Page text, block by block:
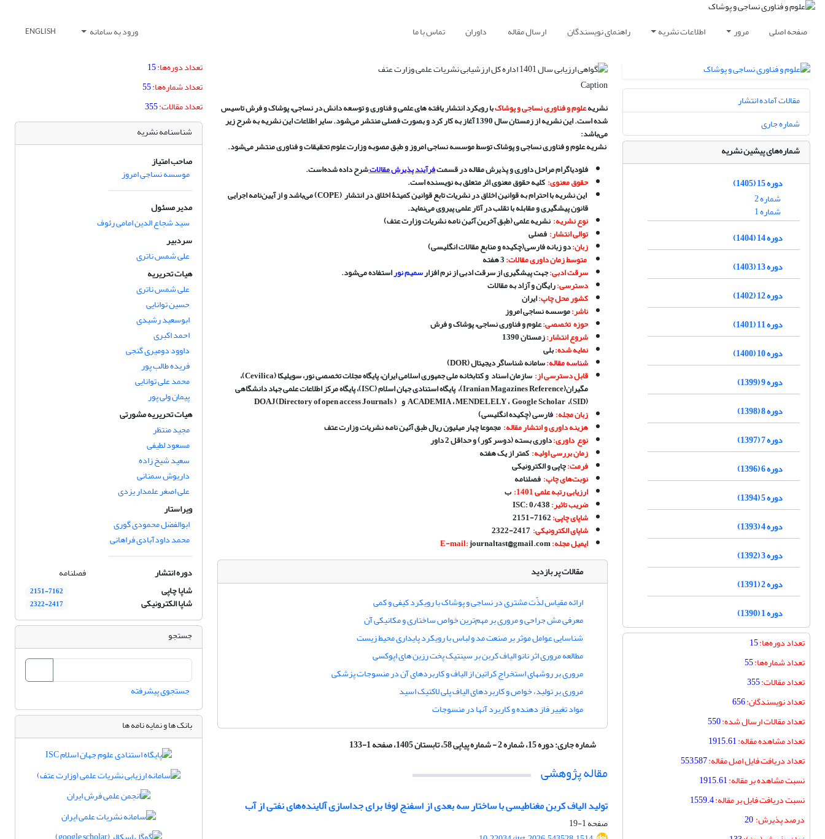
صفحه اصلی مرور اطلاعات نشریه راهنمای نویسندگان ارسال مقاله داوران تماس با ما ورود به سامانه ENGLISH
مقالات آماده انتشار
شماره جاری
شماره‌های پیشین نشریه
دوره 15 (1405)
شماره 2
شماره 1
دوره 14 (1404)
دوره 13 (1403)
دوره 12 (1402)
دوره 11 (1401)
دوره 10 (1400)
دوره 9 (1399)
دوره 8 (1398)
دوره 7 (1397)
دوره 6 (1396)
دوره 5 (1394)
دوره 4 (1393)
دوره 3 (1392)
دوره 2 (1391)
دوره 1 (1390)
تعداد دوره‌ها:15
تعداد شماره‌ها:55
تعداد مقالات:355
تعداد نویسندگان:656
تعداد مقالات ارسال شده:550
تعداد مشاهده مقاله:1915.61
تعداد دریافت فایل اصل مقاله:553,587
نسبت مشاهده بر مقاله:1915.61
نسبت دریافت فایل بر مقاله:1559.4
درصد پذیرش:20
Caption
نشریهعلوم و فناوری نساجی و پوشاکبا رویکرد انتشار یافته های علمی و فناوری و توسعه دانش در نساجی، پوشاک و فرش تاسیس
شده است.این نشریه از زمستان سال 1390 آغاز به کار کرد و بصورت فصلی منتشر می
شود. سایر اطلاعات این نشریه به شرح زیر
میباشد:
نشریه علوم و فناوری نساجی و پوشاک توسط موسسه نساجی امروز و طبق مصوبه وزارت علوم تحقیقات و فناوری منتشر میشود.
فلودیاگراممراحل داوری و پذیرش مقاله در قسمتفرآیند پذیرش مقالاتشرح داده شدهاست.
حقوق معنوی:کلیه حقوق معنوی اثر متعلق به نویسنده است.
این نشریه با احترام به قوانین اخلاق در نشریات تابع قوانین کمیتۀ اخلاق در انتشار(COPE) میباشد و از آییننامه اجرایی
قانون پیشگیری و مقابله با تقلب در آثار علمی پیروی مینماید.
نوع نشریه:نشریه علمی (طبق آخرین آئین نامه نشریات وزارت عتف)
توالی انتشار:فصلی
زبان:دو زبانه فارسی(چکیده و منابع مقالات انگلیسی)
متوسط زمان داوری مقالات:3هفته
سرقت ادبی:جهت پیشگیری از سرقت ادبی از نرم افزارسمیم نوراستفاده میشود.
دسترسی:رایگان و آزاد به مقالات
کشور محل چاپ:ایران
ناشر:موسسه نساجی امروز
حوزه تخصصی:علوم و فناوری نساجی، پوشاک و فرش
شروع انتشار:زمستان 1390
نمایه شده:بلی
شناسه مقاله:سامانه شناساگر دیجیتال (DOR)
قابل دسترسی از:
سازمان اسناد و کتابخانه ملی جمهوری اسلامی ایران، پایگاه مجلات تخصصی نور، سویلیکا (Cevilica)،
مگیران(Iranian Magazines Reference) ، پایگاه استنادی جهان اسلام(ISC)
، پایگاه مرکز اطلاعات علمی جهاد دانشگاهی
(SID)
، ACADEMIA،MENDELELY،Google Scholar و DOAJ(Directory of open access Journals )
زبان مجله:فارسی (چکیده انگلیسی)
هزینه داوری و انتشار مقاله:مجموعا چهار میلیون ریال طبق آئین نامه نشریات وزارت عتف
نوع داوری:داوری بسته (دوسر کور) و حداقل 2 داور
زمان بررسی اولیه:کمتر از یک هفته
فرمت:چاپی و الکترونیکی
نوبتهای چاپ:فصلنامه
ارزیابی رتبه علمی 1401
:ب
ضریب تاثیر:ISC: 0/438
شاپای چاپی:7162-2151
شاپای الکترونیکی:2417-2322
ایمیل مجله:
journaltast@gmail.com
مقالات پر بازدید
ارائه مقیاس لذّت مشتری در نساجی و پوشاک با رویکرد کیفی و کمی
معرفی مش جراحی و مروری بر مهم‌‌‌‌‌‌ترین خواص ساختاری و مکانیکی آن
شناسایی عوامل موثر بر صنعت مد و لباس با رویکرد پایداری محیط زیست
مطالعه مروری اثر نانو الیاف کربن بر سینتیک پخت رزین های اپوکسی
مروری بر روشهای استخراج کراتین از الیاف و کاربردهای آن در منسوجات پزشکی
مروری بر تولید، خواص و کاربردهای الیاف پلی لاکتیک اسید
مواد تغییر فاز دهنده و کاربرد آنها در منسوجات
شماره جاری:دوره 15، شماره 2 - شماره پیاپی 58، تابستان 1405، صفحه 1-133
مقاله پژوهشی
تولید الیاف کربن مغناطیسی با ساختار سه بعدی از اسفنج لوفا برای جداسازی آلاینده‌های نفتی از آب
صفحه1-19
تعداد دوره‌ها:15
تعداد شماره‌ها:55
تعداد مقالات:355
شناسنامه نشریه
صاحب امتیاز
موسسه نساجی امروز
مدیر مسئول
سید شجاع الدین امامی رئوف
سردبیر
علی شمس ناتری
هیات تحریریه
علی شمس ناتری
حسین توانایی
ابوسعید رشیدی
احمد اکبری
داوود دومیری گنجی
فریده طالب پور
محمد علی توانایی
پیمان ولی پور
هیات تحریریه مشورتی
مجید منتظر
مسعود لطیفی
سعید شیخ زاده
داریوش سمنانی
علی اصغر علمدار یزدی
ویراستار
ابوالفضل محمودی گوری
محمد داودآبادی فراهانی
دوره انتشار
فصلنامه
شاپا چاپی
2151-7162
شاپا الکترونیکی 2322-2417
جستجو
جستجوی پیشرفته
بانک ها و نمایه نامه ها